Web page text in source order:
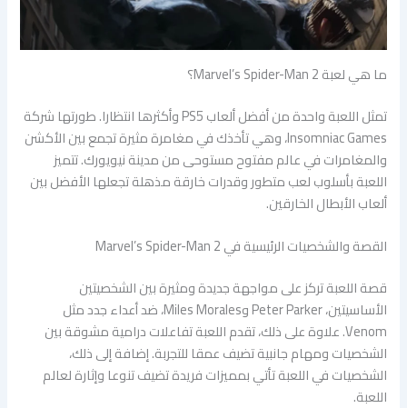
ما هي لعبة Marvel’s Spider-Man 2؟
تمثل اللعبة واحدة من أفضل ألعاب PS5 وأكثرها انتظارا. طورتها شركة
Insomniac Games، وهي تأخذك في مغامرة مثيرة تجمع بين الأكشن
والمغامرات في عالم مفتوح مستوحى من مدينة نيويورك. تتميز
اللعبة بأسلوب لعب متطور وقدرات خارقة مذهلة تجعلها الأفضل بين
ألعاب الأبطال الخارقين.
القصة والشخصيات الرئيسية في Marvel’s Spider-Man 2
قصة اللعبة تركز على مواجهة جديدة ومثيرة بين الشخصيتين
الأساسيتين، Peter Parker وMiles Morales، ضد أعداء جدد مثل
Venom. علاوة على ذلك، تقدم اللعبة تفاعلات درامية مشوقة بين
الشخصيات ومهام جانبية تضيف عمقا للتجربة. إضافة إلى ذلك،
الشخصيات في اللعبة تأتي بمميزات فريدة تضيف تنوعا وإثارة لعالم
اللعبة.